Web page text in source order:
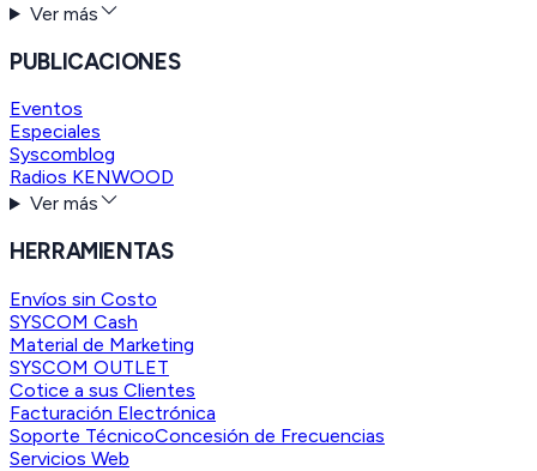
Ver más
PUBLICACIONES
Eventos
Especiales
Syscomblog
Radios KENWOOD
Ver más
HERRAMIENTAS
Envíos sin Costo
SYSCOM Cash
Material de Marketing
SYSCOM OUTLET
Cotice a sus Clientes
Facturación Electrónica
Soporte TécnicoConcesión de Frecuencias
Servicios Web